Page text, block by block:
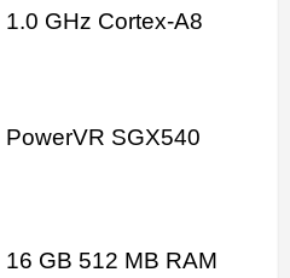
1.0 GHz Cortex-A8
PowerVR SGX540
16 GB 512 MB RAM